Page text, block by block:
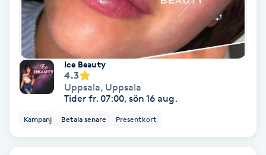
Samtalsterapi
Senioryoga
Shiatsu
Singelfransar
Sjukgymnastik
Ice Beauty
4.3
Uppsala, Uppsala
Tider fr. 07:00, sön 16 aug.
Kampanj Betala senare Presentkort